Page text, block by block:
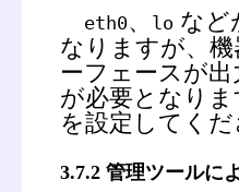
eth0、 lo など
なりますが、
ーフェースが
が必要となり
を設定してく
3.7.2 管理ツールに